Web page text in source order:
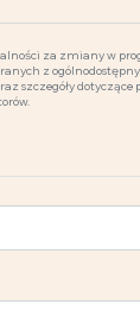
za zmiany w
z
szczegóły